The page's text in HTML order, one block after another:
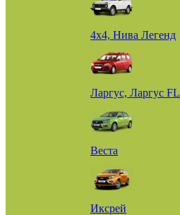
4х4, Нива Легенд
Ларгус, Ларгус FL
Веста
Иксрей